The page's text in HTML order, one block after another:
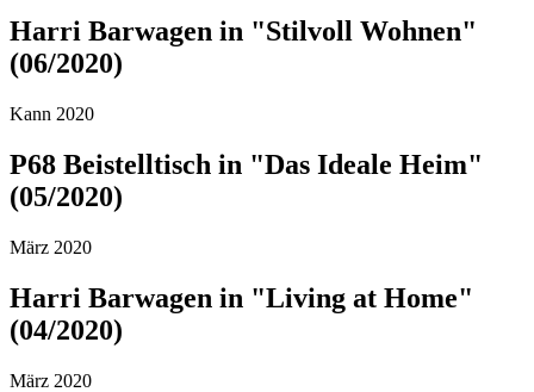
Harri Barwagen in "Stilvoll Wohnen"
(06/2020)
Kann 2020
P68 Beistelltisch in "Das Ideale Heim"
(05/2020)
März 2020
Harri Barwagen in "Living at Home"
(04/2020)
März 2020